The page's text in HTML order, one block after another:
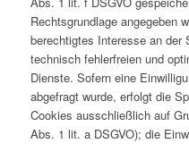
Rechtsgrundlage angegeben
berechtigtes Interesse an der
technisch fehlerfreien und
Dienste. Sofern eine
abgefragt wurde, erfolgt die
Cookies ausschließlich auf
Abs. 1 lit. a DSGVO); die